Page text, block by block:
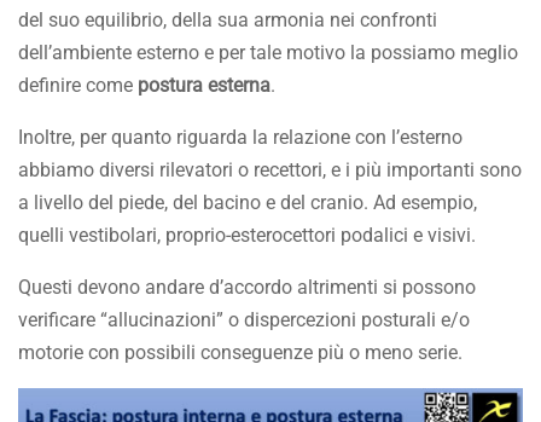
del suo equilibrio, della sua armonia nei confronti
dell’ambiente esterno e per tale motivo la possiamo meglio
definire come postura esterna.
Inoltre, per quanto riguarda la relazione con l’esterno
abbiamo diversi rilevatori o recettori, e i più importanti sono
a livello del piede, del bacino e del cranio. Ad esempio,
quelli vestibolari, proprio-esterocettori podalici e visivi.
Questi devono andare d’accordo altrimenti si possono
verificare “allucinazioni” o dispercezioni posturali e/o
motorie con possibili conseguenze più o meno serie.